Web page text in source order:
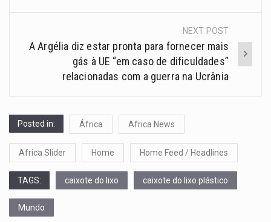
NEXT POST
A Argélia diz estar pronta para fornecer mais
gás à UE “em caso de dificuldades”
relacionadas com a guerra na Ucrânia
Posted in: África Africa News
Africa Slider Home Home Feed / Headlines
TAGS: caixote do lixo caixote do lixo plástico
Mundo